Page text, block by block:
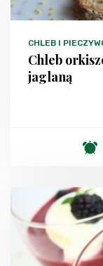
CHLEB I
Chleb
jaglaną